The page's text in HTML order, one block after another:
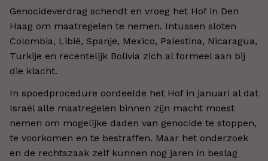
Genocideverdrag schendt en vroeg het Hof in Den
Haag om maatregelen te nemen. Intussen sloten
Colombia, Libië, Spanje, Mexico, Palestina, Nicaragua,
Turkije en recentelijk Bolivia zich al formeel aan bij
die klacht.
In spoedprocedure oordeelde het Hof in januari al dat
Israël alle maatregelen binnen zijn macht moest
nemen om mogelijke daden van genocide te stoppen,
te voorkomen en te bestraffen. Maar het onderzoek
en de rechtszaak zelf kunnen nog jaren in beslag